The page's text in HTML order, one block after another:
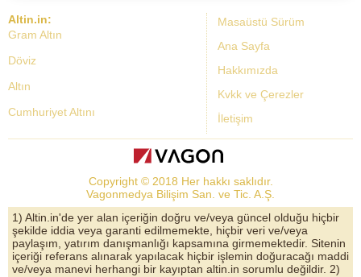
Masaüstü Sürüm
Ana Sayfa
Hakkımızda
Kvkk ve Çerezler
İletişim
Altin.in:
Gram Altın
Döviz
Altın
Cumhuriyet Altını
Dolar Kuru
Altın Yorumları
Döviz Kurları
Çeyrek Altın
Copyright © 2018 Her hakkı saklıdır.
Vagonmedya Bilişim San. ve Tic. A.Ş.
1) Altin.in'de yer alan içeriğin doğru ve/veya güncel olduğu hiçbir
şekilde iddia veya garanti edilmemekte, hiçbir veri ve/veya
paylaşım, yatırım danışmanlığı kapsamına girmemektedir. Sitenin
içeriği referans alınarak yapılacak hiçbir işlemin doğuracağı maddi
ve/veya manevi herhangi bir kayıptan altin.in sorumlu değildir. 2)